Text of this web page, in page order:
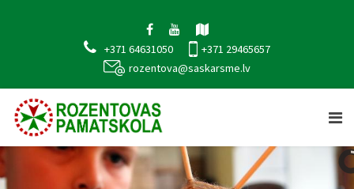
+371 64631050
+371 29465657
rozentova@saskarsme.lv